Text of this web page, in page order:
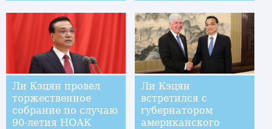
Ли Кэцян провел
торжественное
собрание по случаю
90-летия НОАК
Ли Кэцян
встретился с
губернатором
американского